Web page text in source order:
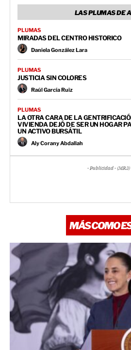
LAS PLUMAS DE
PLUMAS
MIRADAS DEL CENTRO HISTORICO
Daniela González Lara
PLUMAS
JUSTICIA SIN COLORES
Raúl García Ruiz
PLUMAS
LA OTRA CARA DE LA
VIVIENDA DEJÓ DE SER UN HOGAR
UN ACTIVO BURSÁTIL
Aly Corany Abdallah
- Publicidad - (MR3)
MÁS COMO